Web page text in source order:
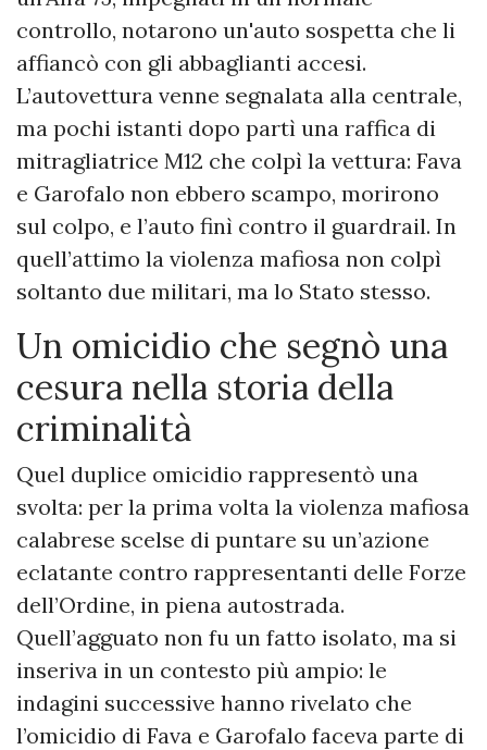
controllo, notarono un'auto sospetta che li
affiancò con gli abbaglianti accesi.
L’autovettura venne segnalata alla centrale,
ma pochi istanti dopo partì una raffica di
mitragliatrice M12 che colpì la vettura: Fava
e Garofalo non ebbero scampo, morirono
sul colpo, e l’auto finì contro il guardrail. In
quell’attimo la violenza mafiosa non colpì
soltanto due militari, ma lo Stato stesso.
Un omicidio che segnò una
cesura nella storia della
criminalità
Quel duplice omicidio rappresentò una
svolta: per la prima volta la violenza mafiosa
calabrese scelse di puntare su un’azione
eclatante contro rappresentanti delle Forze
dell’Ordine, in piena autostrada.
Quell’agguato non fu un fatto isolato, ma si
inseriva in un contesto più ampio: le
indagini successive hanno rivelato che
l’omicidio di Fava e Garofalo faceva parte di